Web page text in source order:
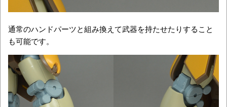
通常のハンドパーツと組み換えて武器を持たせたりすること
も可能です。